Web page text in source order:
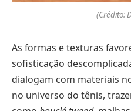
(Crédito:
As formas e texturas
sofisticação
dialogam com materiais
no universo do tênis,